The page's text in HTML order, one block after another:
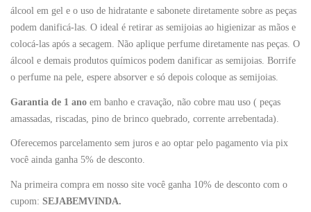
álcool em gel e o uso de hidratante e sabonete diretamente sobre as peças
podem danificá-las. O ideal é retirar as semijoias ao higienizar as mãos e
colocá-las após a secagem. Não aplique perfume diretamente nas peças. O
álcool e demais produtos químicos podem danificar as semijoias. Borrife
o perfume na pele, espere absorver e só depois coloque as semijoias.
Garantia de 1 ano em banho e cravação, não cobre mau uso ( peças
amassadas, riscadas, pino de brinco quebrado, corrente arrebentada).
Oferecemos parcelamento sem juros e ao optar pelo pagamento via pix
você ainda ganha 5% de desconto.
Na primeira compra em nosso site você ganha 10% de desconto com o
cupom: SEJABEMVINDA.